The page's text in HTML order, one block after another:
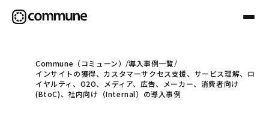
Communeについて
Commune（コミューン）
導入事例一覧
インサイトの獲得、カスタマーサクセス支援、サービス理解、ロ
イヤルティ、O2O、メディア、広告、メーカー、消費者向け
(BtoC)、社内向け（Internal）の導入事例